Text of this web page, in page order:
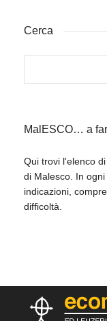
Cerca
MalESCO… a
Qui trovi l'elenco
di Malesco. In
indicazioni,
difficoltà.